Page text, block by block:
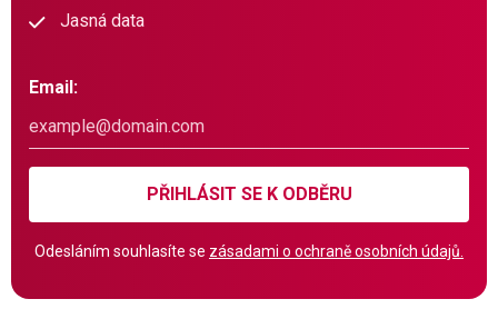
Jasná data
Email:
PŘIHLÁSIT SE K ODBĚRU
Odesláním souhlasíte se zásadami o ochraně osobních údajů.